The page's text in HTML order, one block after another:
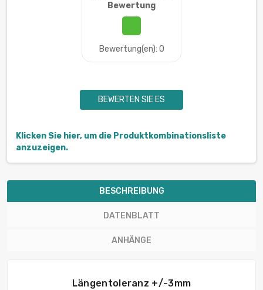
Bewertung
Bewertung(en): 0
BEWERTEN SIE ES
Klicken Sie hier, um die Produktkombinationsliste
anzuzeigen.
BESCHREIBUNG
DATENBLATT
ANHÄNGE
Längentoleranz +/-3mm